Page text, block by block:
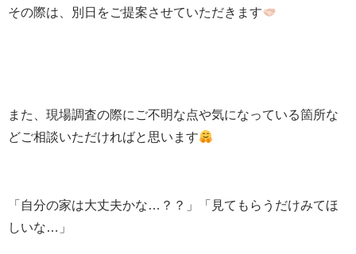
その際は、別日をご提案させていただきます
また、現場調査の際にご不明な点や気になっている箇所な
どご相談いただければと思います
「自分の家は大丈夫かな…？？」「見てもらうだけみてほ
しいな…」